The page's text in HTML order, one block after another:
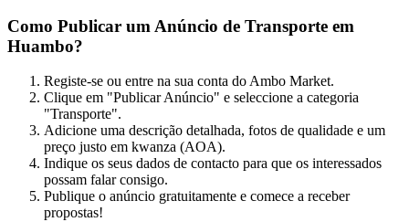
Como Publicar um Anúncio de Transporte em
Huambo?
Registe-se ou entre na sua conta do Ambo Market.
Clique em "Publicar Anúncio" e seleccione a categoria
"Transporte".
Adicione uma descrição detalhada, fotos de qualidade e um
preço justo em kwanza (AOA).
Indique os seus dados de contacto para que os interessados
possam falar consigo.
Publique o anúncio gratuitamente e comece a receber
propostas!